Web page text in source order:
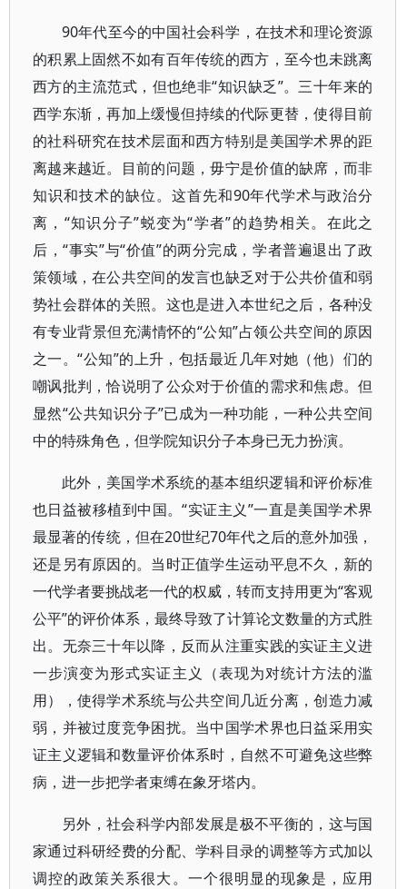
90年代至今的中国社会科学，在技术和理论资源
的积累上固然不如有百年传统的西方，至今也未跳离
西方的主流范式，但也绝非“知识缺乏”。三十年来的
西学东渐，再加上缓慢但持续的代际更替，使得目前
的社科研究在技术层面和西方特别是美国学术界的距
离越来越近。目前的问题，毋宁是价值的缺席，而非
知识和技术的缺位。这首先和90年代学术与政治分
离，“知识分子”蜕变为“学者”的趋势相关。在此之
后，“事实”与“价值”的两分完成，学者普遍退出了政
策领域，在公共空间的发言也缺乏对于公共价值和弱
势社会群体的关照。这也是进入本世纪之后，各种没
有专业背景但充满情怀的“公知”占领公共空间的原因
之一。“公知”的上升，包括最近几年对她（他）们的
嘲讽批判，恰说明了公众对于价值的需求和焦虑。但
显然“公共知识分子”已成为一种功能，一种公共空间
中的特殊角色，但学院知识分子本身已无力扮演。
此外，美国学术系统的基本组织逻辑和评价标准
也日益被移植到中国。“实证主义”一直是美国学术界
最显著的传统，但在20世纪70年代之后的意外加强，
还是另有原因的。当时正值学生运动平息不久，新的
一代学者要挑战老一代的权威，转而支持用更为“客观
公平”的评价体系，最终导致了计算论文数量的方式胜
出。无奈三十年以降，反而从注重实践的实证主义进
一步演变为形式实证主义（表现为对统计方法的滥
用），使得学术系统与公共空间几近分离，创造力减
弱，并被过度竞争困扰。当中国学术界也日益采用实
证主义逻辑和数量评价体系时，自然不可避免这些弊
病，进一步把学者束缚在象牙塔内。
另外，社会科学内部发展是极不平衡的，这与国
家通过科研经费的分配、学科目录的调整等方式加以
调控的政策关系很大。一个很明显的现象是，应用